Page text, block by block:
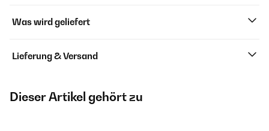
Was wird geliefert
Lieferung & Versand
Dieser Artikel gehört zu